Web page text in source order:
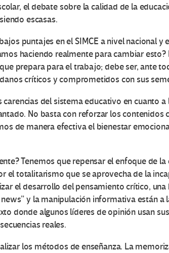
el debate sobre la calidad de la
escasas.
puntajes en el SIMCE a nivel nacional y
haciendo realmente para cambiar esto?
prepara para el trabajo; debe ser, ante
críticos y comprometidos con sus
carencias del sistema educativo en cuanto
No basta con reforzar los contenidos
de manera efectiva el bienestar
Tenemos que repensar el enfoque de la
el totalitarismo que se aprovecha de la
el desarrollo del pensamiento crítico,
y la manipulación informativa están a
donde algunos líderes de opinión usan
reales.
los métodos de enseñanza. La